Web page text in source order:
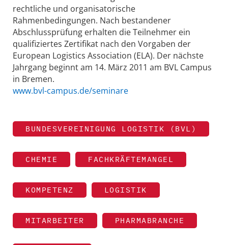
rechtliche und organisatorische
Rahmenbedingungen. Nach bestandener
Abschlussprüfung erhalten die Teilnehmer ein
qualifiziertes Zertifikat nach den Vorgaben der
European Logistics Association (ELA). Der nächste
Jahrgang beginnt am 14. März 2011 am BVL Campus
in Bremen.
www.bvl-campus.de/seminare
BUNDESVEREINIGUNG LOGISTIK (BVL)
CHEMIE FACHKRÄFTEMANGEL
KOMPETENZ LOGISTIK
MITARBEITER PHARMABRANCHE